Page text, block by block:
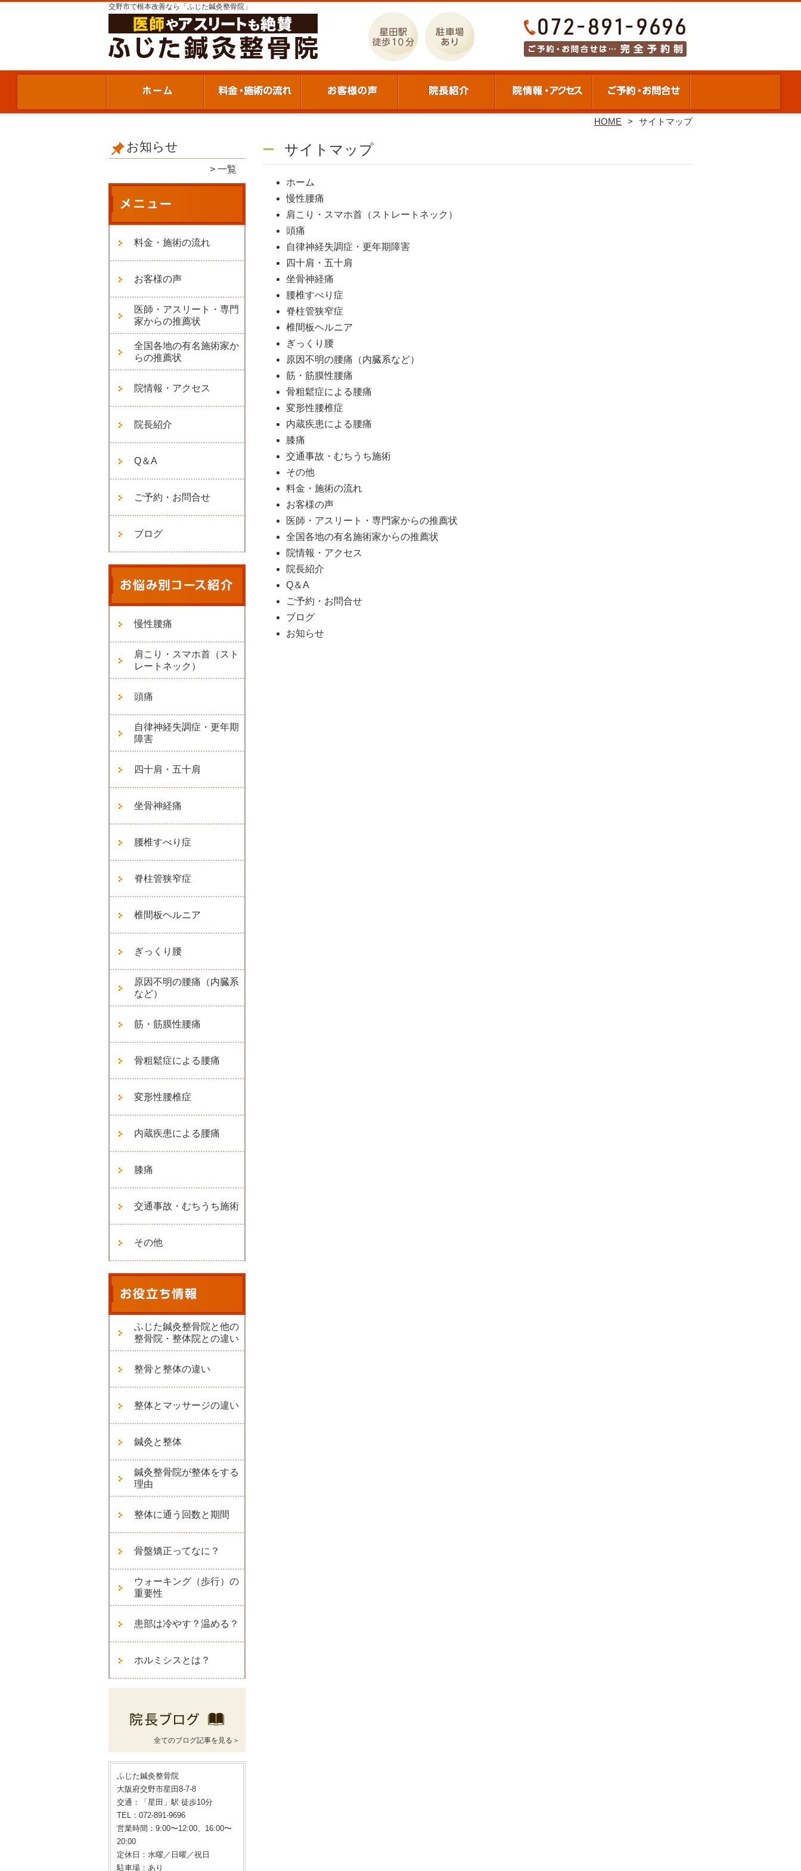
交野市で根本改善なら「ふじた鍼灸整骨院」
HOME サイトマップ
お知らせ
一覧
料金・施術の流れ
お客様の声
医師・アスリート・専門
家からの推薦状
全国各地の有名施術家か
らの推薦状
院情報・アクセス
院長紹介
Q＆A
ご予約・お問合せ
ブログ
慢性腰痛
肩こり・スマホ首（スト
レートネック）
頭痛
自律神経失調症・更年期
障害
四十肩・五十肩
坐骨神経痛
腰椎すべり症
脊柱管狭窄症
椎間板ヘルニア
ぎっくり腰
原因不明の腰痛（内臓系
など）
筋・筋膜性腰痛
骨粗鬆症による腰痛
変形性腰椎症
内蔵疾患による腰痛
膝痛
交通事故・むちうち施術
その他
ふじた鍼灸整骨院と他の
整骨院・整体院との違い
整骨と整体の違い
整体とマッサージの違い
鍼灸と整体
鍼灸整骨院が整体をする
理由
整体に通う回数と期間
骨盤矯正ってなに？
ウォーキング（歩行）の
重要性
患部は冷やす？温める？
ホルミシスとは？
全てのブログ記事を見る＞
ふじた鍼灸整骨院
大阪府交野市星田8-7-8
交通：「星田」駅 徒歩10分
TEL：072-891-9696
営業時間：9:00〜12:00、16:00〜
20:00
定休日：水曜／日曜／祝日
駐車場：あり
サイトマップ
ホーム
慢性腰痛
肩こり・スマホ首（ストレートネック）
頭痛
自律神経失調症・更年期障害
四十肩・五十肩
坐骨神経痛
腰椎すべり症
脊柱管狭窄症
椎間板ヘルニア
ぎっくり腰
原因不明の腰痛（内臓系など）
筋・筋膜性腰痛
骨粗鬆症による腰痛
変形性腰椎症
内蔵疾患による腰痛
膝痛
交通事故・むちうち施術
その他
料金・施術の流れ
お客様の声
医師・アスリート・専門家からの推薦状
全国各地の有名施術家からの推薦状
院情報・アクセス
院長紹介
Q＆A
ご予約・お問合せ
ブログ
お知らせ